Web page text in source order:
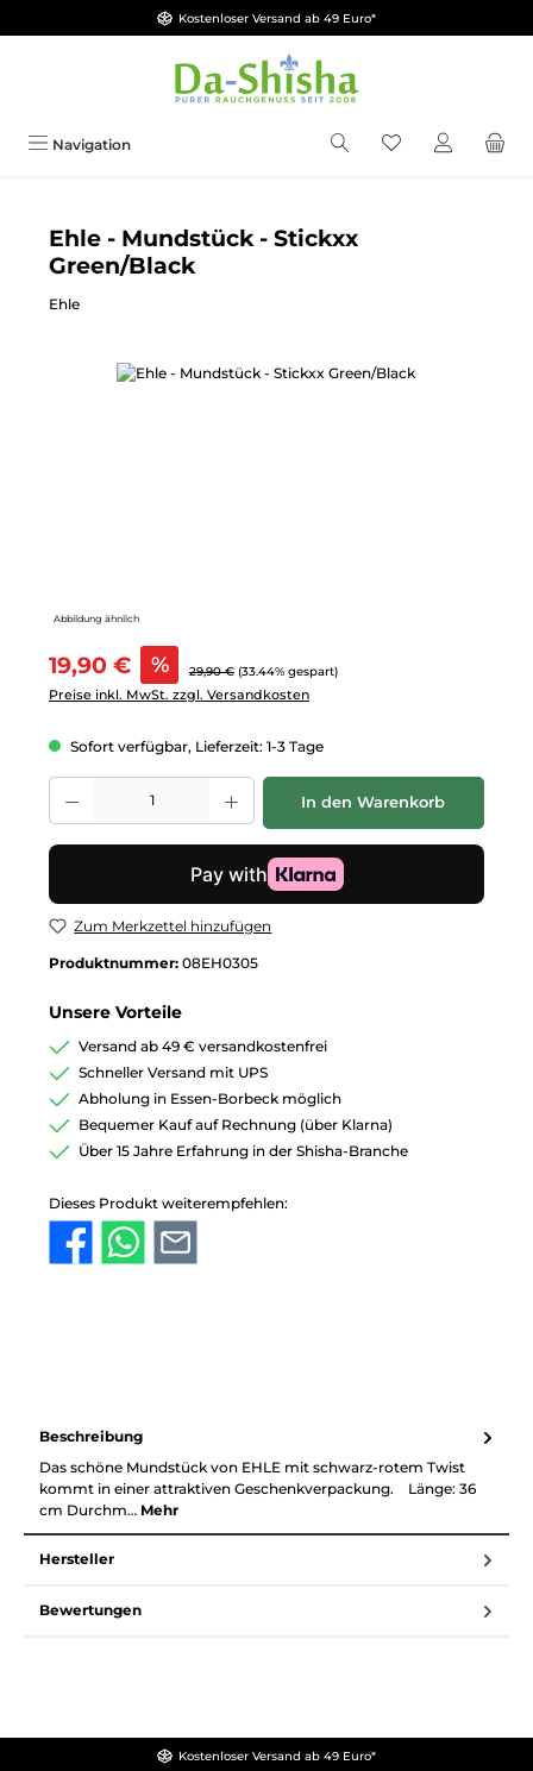
Zum Hauptinhalt springenKostenloser Versand ab 49 Euro*
Navigation Du hast 0
Ehle - Mundstück - Stickxx
Green/Black
Ehle
Bildergalerie überspringen
Abbildung ähnlich
Verkaufspreis:
19,90 € % Regulärer Preis:
29,90 € (33.44% gespart)
Preise inkl. MwSt. zzgl. Versandkosten
Sofort verfügbar, Lieferzeit: 1-3 Tage
Produkt Anzahl: Gib den gewünschten Wert ein oder benutze die
In den Warenkorb
Zum Merkzettel hinzufügen
Produktnummer: 08EH0305
Unsere Vorteile
Versand ab 49 € versandkostenfrei
Schneller Versand mit UPS
Abholung in Essen-Borbeck möglich
Bequemer Kauf auf Rechnung (über Klarna)
Über 15 Jahre Erfahrung in der Shisha-Branche
Dieses Produkt weiterempfehlen:
Beschreibung
Das schöne Mundstück von EHLE mit schwarz-rotem Twist
kommt in einer attraktiven Geschenkverpackung. Länge: 36
cm Durchm… Mehr
Hersteller
Bewertungen
Kostenloser Versand ab 49 Euro*